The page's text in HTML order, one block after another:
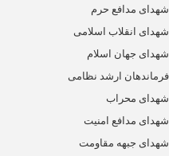
شهدای مدافع حرم
شهدای انقلاب اسلامی
شهدای جهان اسلام
فرماندهان ارشد نظامی
شهدای محراب
شهدای مدافع امنیت
شهدای جبهه مقاومت